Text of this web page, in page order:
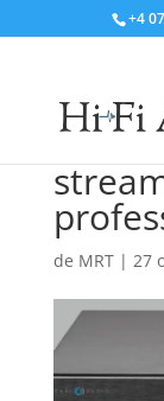
+4
de MRT| 27